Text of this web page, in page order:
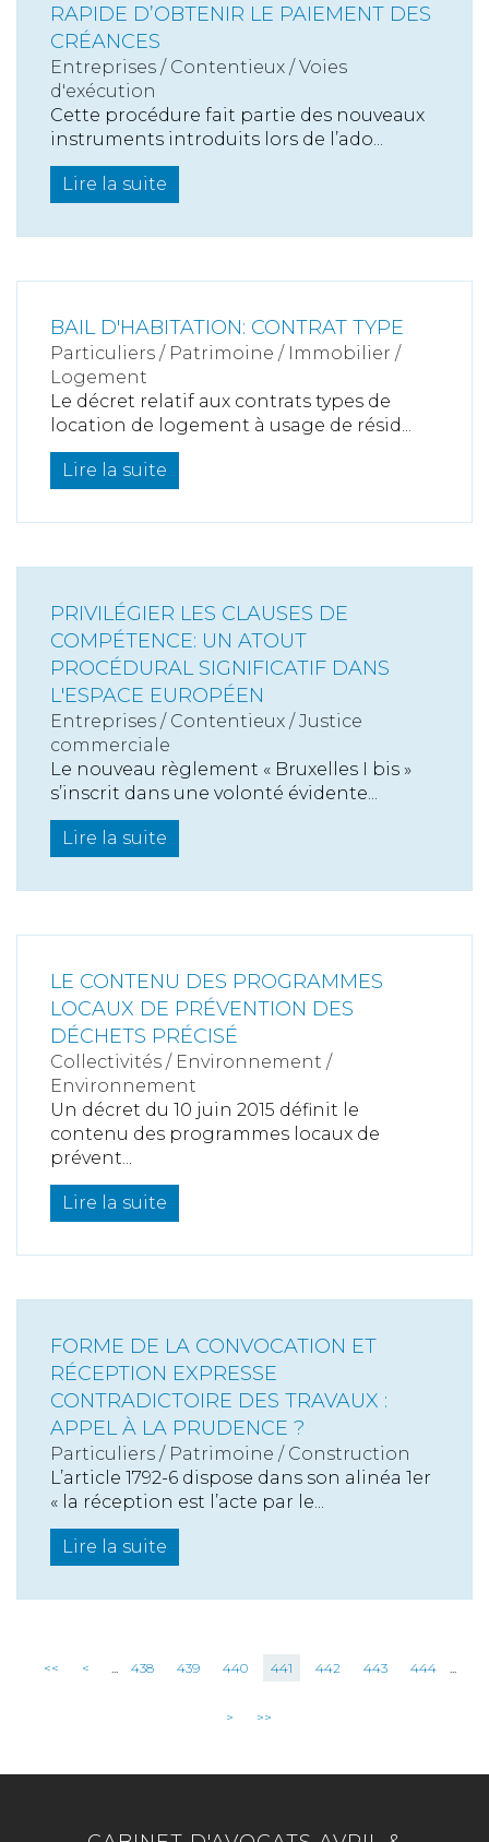
RAPIDE D’OBTENIR LE PAIEMENT DES
CRÉANCES
Entreprises / Contentieux /Voies
d'exécution
Cette procédure fait partie des nouveaux
instruments introduits lors de l’ado...
Lire la suite
BAIL D'HABITATION: CONTRAT TYPE
Particuliers / Patrimoine / Immobilier /
Logement
Le décret relatif aux contrats types de
location de logement à usage de résid...
Lire la suite
PRIVILÉGIER LES CLAUSES DE
COMPÉTENCE: UN ATOUT
PROCÉDURAL SIGNIFICATIF DANS
L'ESPACE EUROPÉEN
Entreprises / Contentieux /Justice
commerciale
Le nouveau règlement « Bruxelles I bis »
s’inscrit dans une volonté évidente...
Lire la suite
LE CONTENU DES PROGRAMMES
LOCAUX DE PRÉVENTION DES
DÉCHETS PRÉCISÉ
Collectivités / Environnement /
Environnement
Un décret du 10 juin 2015 définit le
contenu des programmes locaux de
prévent...
Lire la suite
FORME DE LA CONVOCATION ET
RÉCEPTION EXPRESSE
CONTRADICTOIRE DES TRAVAUX :
APPEL À LA PRUDENCE ?
Particuliers / Patrimoine / Construction
L’article 1792-6 dispose dans son alinéa 1er
« la réception est l’acte par le...
Lire la suite
<< < 438 439 440 441 442 443 444
> >>